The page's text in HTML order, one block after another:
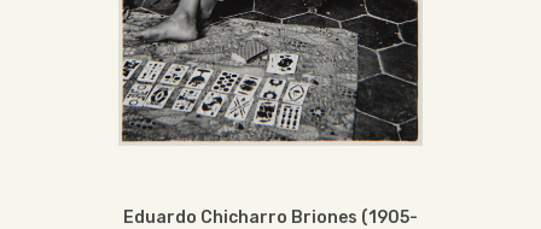
Eduardo Chicharro Briones (1905-